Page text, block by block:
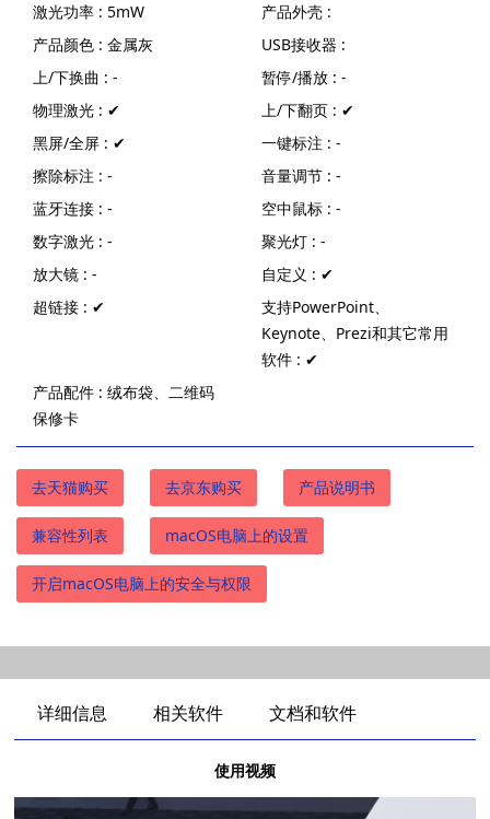
激光功率 : 5mW
产品外壳 :
产品颜色 : 金属灰
USB接收器 :
上/下换曲 : -
暂停/播放 : -
物理激光 : ✔
上/下翻页 : ✔
黑屏/全屏 : ✔
一键标注 : -
擦除标注 : -
音量调节 : -
蓝牙连接 : -
空中鼠标 : -
数字激光 : -
聚光灯 : -
放大镜 : -
自定义 : ✔
超链接 : ✔
支持PowerPoint、
Keynote、Prezi和其它常用
软件 : ✔
产品配件 : 绒布袋、二维码
保修卡
去天猫购买 去京东购买 产品说明书
兼容性列表 macOS电脑上的设置
开启macOS电脑上的安全与权限
详细信息 相关软件 文档和软件
使用视频